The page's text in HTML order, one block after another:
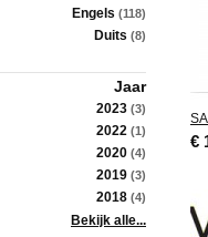
Engels (118)
Duits (8)
Jaar
2023 (3)
2022 (1)
2020 (4)
2019 (3)
2018 (4)
Bekijk alle...
€